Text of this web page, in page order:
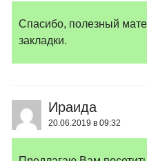
Спасибо, полезный
закладки.
Ираида
20.06.2019 в 09:32